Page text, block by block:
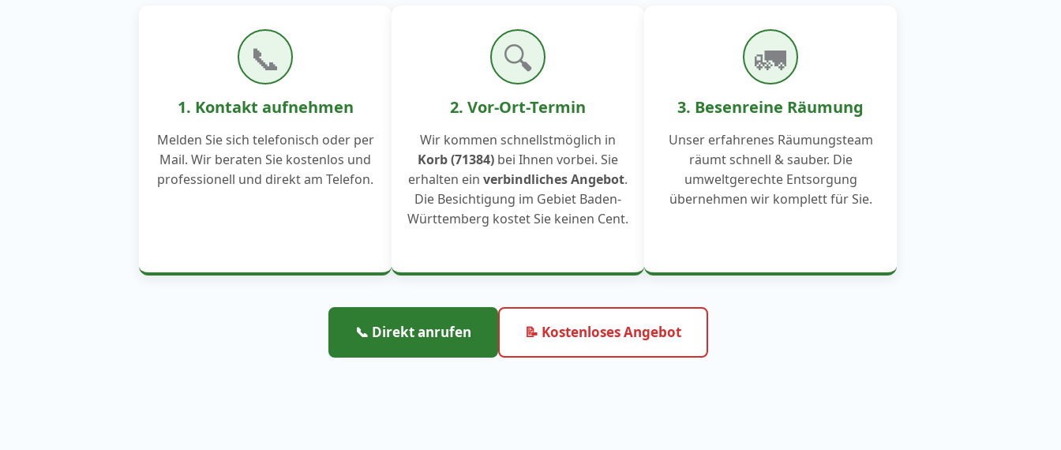
📞
1. Kontakt aufnehmen
Melden Sie sich telefonisch oder per
Mail. Wir beraten Sie kostenlos und
professionell und direkt am Telefon.
🔍
2. Vor-Ort-Termin
Wir kommen schnellstmöglich in
Korb (71384) bei Ihnen vorbei. Sie
erhalten ein verbindliches Angebot.
Die Besichtigung im Gebiet Baden-
Württemberg kostet Sie keinen Cent.
🚛
3. Besenreine Räumung
Unser erfahrenes Räumungsteam
räumt schnell & sauber. Die
umweltgerechte Entsorgung
übernehmen wir komplett für Sie.
📞 Direkt anrufen 📝 Kostenloses Angebot